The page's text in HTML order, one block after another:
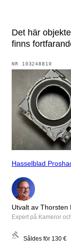
Det här
finns
NR 103248810
Hasselblad
Utvalt av Thorsten
Expert på Kameror
Såldes för 130 €